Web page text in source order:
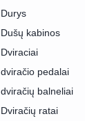
Durys
Dušų kabinos
Dviraciai
dviračio pedalai
dviračių balneliai
Dviračių ratai